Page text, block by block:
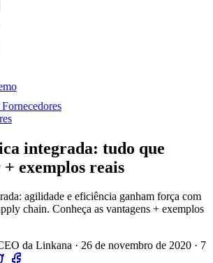
integrada: tudo que
exemplos reais
agilidade e eficiência ganham força com
chain. Conheça as vantagens + exemplos
da Linkana · 26 de novembro de 2020 · 7